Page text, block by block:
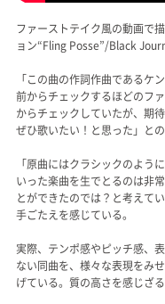
ファーストテイク風の動画で
ョン“Fling Posse”/Black
「この曲の作詞作曲であるケ
前からチェックするほどのフ
からチェックしていたが、期
ぜひ歌いたい！と思った」との
「原曲にはクラシックのよう
いった楽曲を生でとるのは非
とができたのでは？と考えて
手ごたえを感じている。
実際、テンポ感やピッチ感、
ない同曲を、様々な表現をみ
げている。質の高さを感じざ